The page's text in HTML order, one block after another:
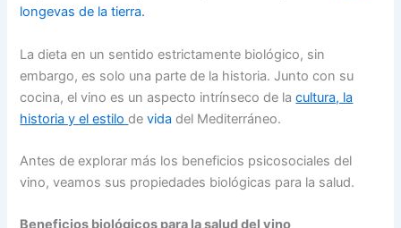
longevas de la tierra.
La dieta en un sentido estrictamente biológico, sin
embargo, es solo una parte de la historia. Junto con su
cocina, el vino es un aspecto intrínseco de lacultura, la
historia y el estilodevida del Mediterráneo.
Antes de explorar más los beneficios psicosociales del
vino, veamos sus propiedades biológicas para la salud.